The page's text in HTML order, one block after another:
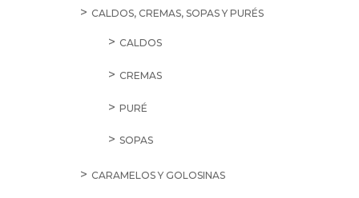
CALDOS, CREMAS, SOPAS Y PURÉS
CALDOS
CREMAS
PURÉ
SOPAS
CARAMELOS Y GOLOSINAS